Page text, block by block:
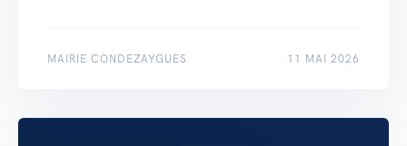
MAIRIE CONDEZAYGUES 11 MAI 2026